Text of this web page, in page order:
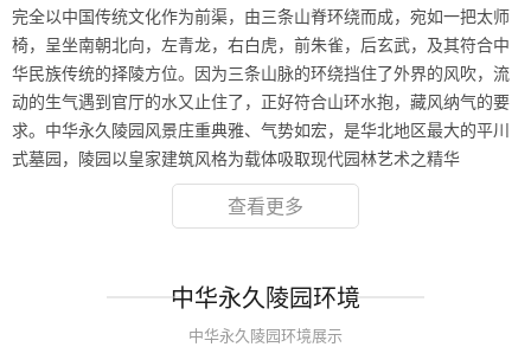
完全以中国传统文化作为前渠，由三条山脊环绕而成，宛如一把太师
椅，呈坐南朝北向，左青龙，右白虎，前朱雀，后玄武，及其符合中
华民族传统的择陵方位。因为三条山脉的环绕挡住了外界的风吹，流
动的生气遇到官厅的水又止住了，正好符合山环水抱，藏风纳气的要
求。中华永久陵园风景庄重典雅、气势如宏，是华北地区最大的平川
式墓园，陵园以皇家建筑风格为载体吸取现代园林艺术之精华
查看更多
中华永久陵园环境
中华永久陵园环境展示